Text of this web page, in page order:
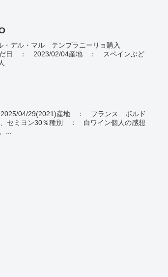
・デル・マル テンプラニーリョ購入
： 2023/02/04産地 ： スペインぶど
...
04/29(2021)産地 ： フランス ボルド
セミヨン30％種別 ： 白ワイン個人の感想
...